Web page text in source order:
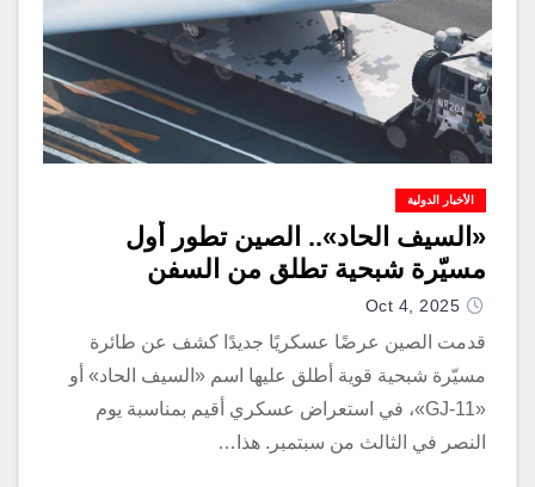
الأخبار الدولية
«السيف الحاد».. الصين تطور أول
مسيّرة شبحية تطلق من السفن
Oct 4, 2025
قدمت الصين عرضًا عسكريًا جديدًا كشف عن طائرة
مسيّرة شبحية قوية أطلق عليها اسم «السيف الحاد» أو
«GJ-11»، في استعراض عسكري أقيم بمناسبة يوم
النصر في الثالث من سبتمبر. هذا…